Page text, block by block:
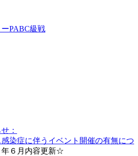
PABC級戦
：
感染症に伴うイベント開催の有無につ
６月内容更新☆